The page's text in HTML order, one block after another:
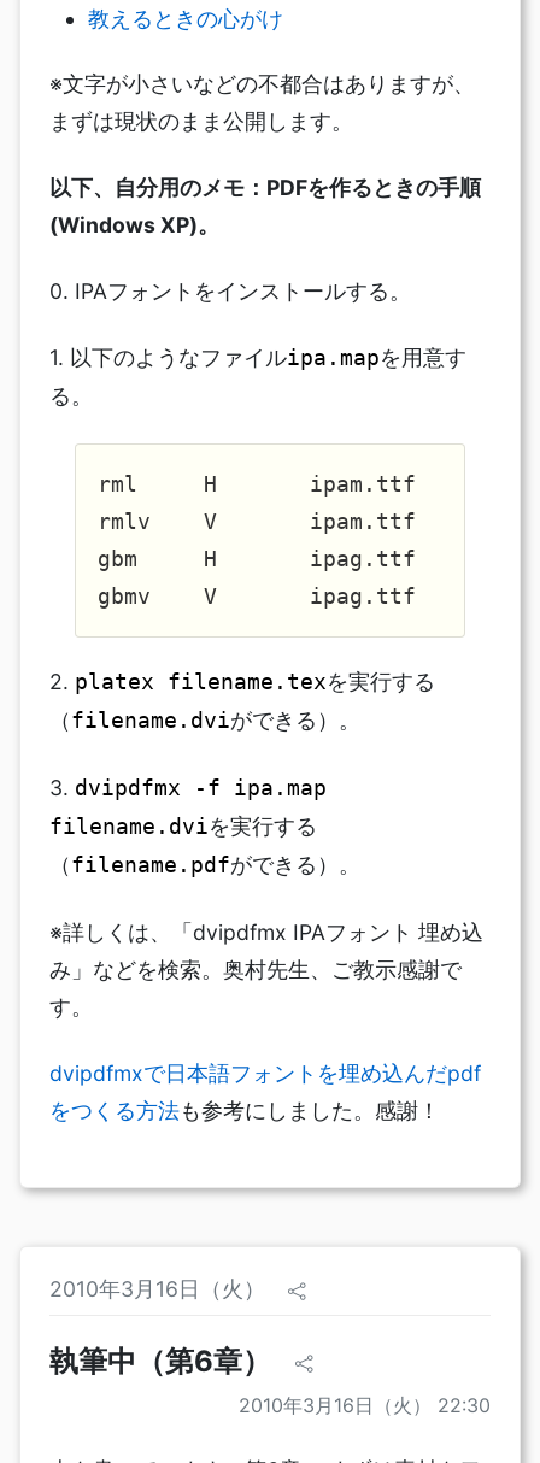
教えるときの心がけ
※文字が小さいなどの不都合はありますが、
まずは現状のまま公開します。
以下、自分用のメモ：PDFを作るときの手順
(Windows XP)。
0. IPAフォントをインストールする。
1. 以下のようなファイルipa.mapを用意す
る。
rml     H       ipam.ttf
rmlv    V       ipam.ttf
gbm     H       ipag.ttf
2. platex filename.texを実行する
（ filename.dviができる）。
3. dvipdfmx -f ipa.map
filename.dviを実行する
（ filename.pdfができる）。
※詳しくは、「dvipdfmx IPAフォント 埋め込
み」などを検索。奥村先生、ご教示感謝で
す。
dvipdfmxで日本語フォントを埋め込んだpdf
をつくる方法も参考にしました。感謝！
2010年3月16日（火）
執筆中（第6章）
2010年3月16日（火） 22:30